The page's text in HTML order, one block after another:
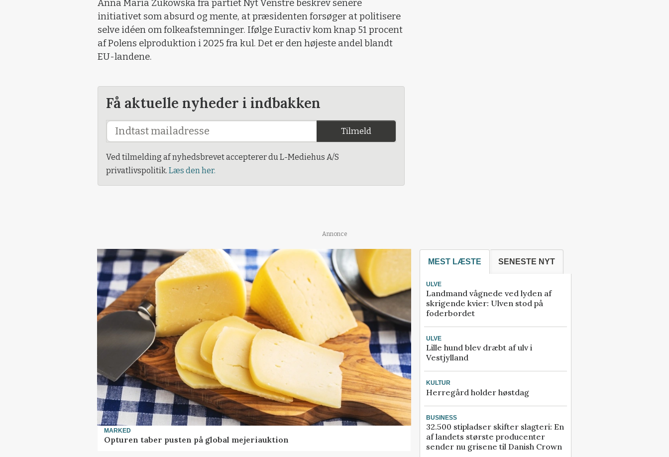
Anna Maria Zukowska fra partiet Nyt Venstre beskrev senere
initiativet som absurd og mente, at præsidenten forsøger at politisere
selve idéen om folkeafstemninger. Ifølge Euractiv kom knap 51 procent
af Polens elproduktion i 2025 fra kul. Det er den højeste andel blandt
EU-landene.
Få aktuelle nyheder i indbakken
Tilmeld
Ved tilmelding af nyhedsbrevet accepterer du L-Mediehus A/S
privatlivspolitik. Læs den her.
Annonce
MARKED
Opturen taber pusten på global mejeriauktion
MEST LÆSTE SENESTE NYT
ULVE
Landmand vågnede ved lyden af
skrigende kvier: Ulven stod på
foderbordet
ULVE
Lille hund blev dræbt af ulv i
Vestjylland
KULTUR
Herregård holder høstdag
BUSINESS
32.500 stipladser skifter slagteri: En
af landets største producenter
sender nu grisene til Danish Crown